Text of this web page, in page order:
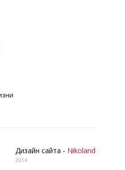
Дизайн сайта - Nikoland
2014